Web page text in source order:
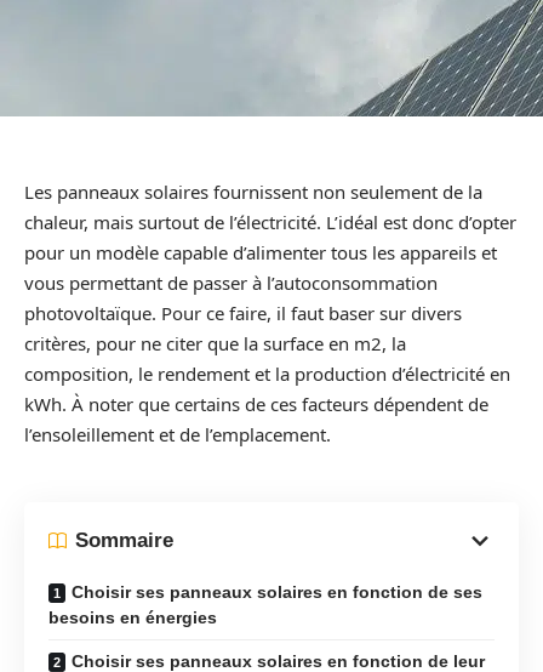
Les panneaux solaires fournissent non seulement de la
chaleur, mais surtout de l’électricité. L’idéal est donc d’opter
pour un modèle capable d’alimenter tous les appareils et
vous permettant de passer à l’autoconsommation
photovoltaïque. Pour ce faire, il faut baser sur divers
critères, pour ne citer que la surface en m2, la
composition, le rendement et la production d’électricité en
kWh. À noter que certains de ces facteurs dépendent de
l’ensoleillement et de l’emplacement.
Sommaire
Choisir ses panneaux solaires en fonction de ses
besoins en énergies
Choisir ses panneaux solaires en fonction de leur